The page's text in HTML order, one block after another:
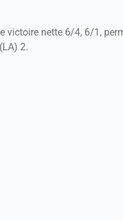
victoire nette 6/4, 6/1,
2.